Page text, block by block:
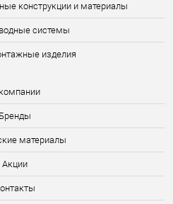
конструкции и материалы
системы
изделия
Бренды
материалы
Акции